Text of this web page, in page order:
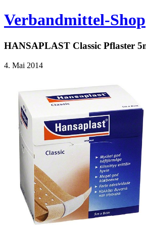
Verbandmittel-Shop
HANSAPLAST Classic Pflaster
4. Mai 2014